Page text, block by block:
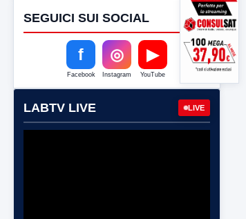
SEGUICI SUI SOCIAL
f
Facebook
◎
Instagram
▶
YouTube
LABTV LIVE LIVE